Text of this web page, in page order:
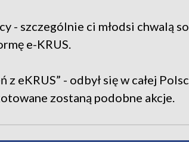
- szczególnie ci młodsi chwalą
e-KRUS.
z eKRUS” - odbył się w całej
zostaną podobne akcje.